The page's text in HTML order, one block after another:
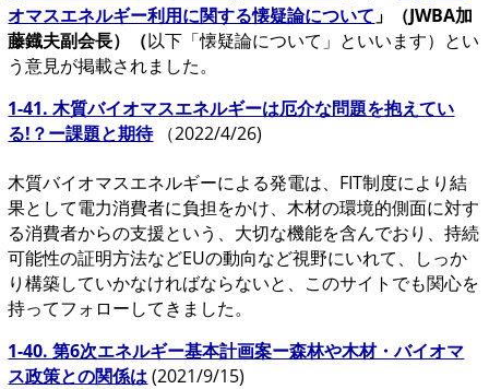
オマスエネルギー利用に関する懐疑論について 」（JWBA加
藤鐡夫副会長）（以下「懐疑論について」といいます）とい
う意見が掲載されました。
1-41. 木質バイオマスエネルギーは厄介な問題を抱えてい
る!？ー課題と期待（2022/4/26)
木質バイオマスエネルギーによる発電は、FIT制度により結
果として電力消費者に負担をかけ、木材の環境的側面に対す
る消費者からの支援という、大切な機能を含んでおり、持続
可能性の証明方法などEUの動向など視野にいれて、しっか
り構築していかなければならないと、このサイトでも関心を
持ってフォローしてきました。
1-40. 第6次エネルギー基本計画案ー森林や木材・バイオマ
ス政策との関係は(2021/9/15)